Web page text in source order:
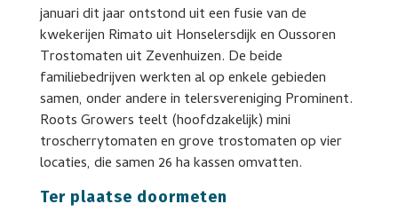
januari dit jaar ontstond uit een fusie van de
kwekerijen Rimato uit Honselersdijk en Oussoren
Trostomaten uit Zevenhuizen. De beide
familiebedrijven werkten al op enkele gebieden
samen, onder andere in telersvereniging Prominent.
Roots Growers teelt (hoofdzakelijk) mini
troscherrytomaten en grove trostomaten op vier
locaties, die samen 26 ha kassen omvatten.
Ter plaatse doormeten